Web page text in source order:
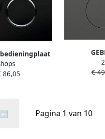
zwart
€
Pagina 1 van 10